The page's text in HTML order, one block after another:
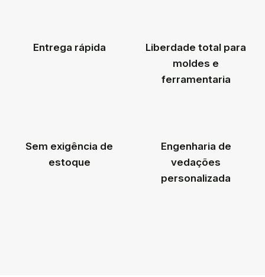
Entrega rápida
Liberdade total para
moldes e
ferramentaria
Sem exigência de
estoque
Engenharia de
vedações
personalizada